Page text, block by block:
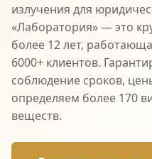
излучения для
«Лаборатория» — это
более 12 лет,
6000+ клиентов.
соблюдение сроков,
определяем более 170
веществ.